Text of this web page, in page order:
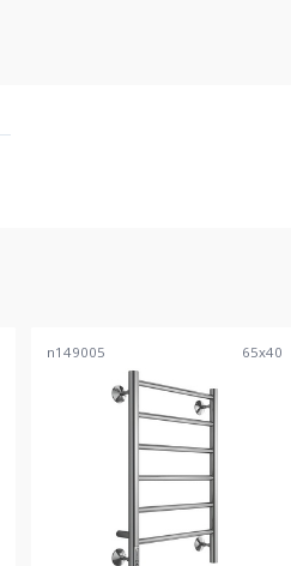
n149005 65x40